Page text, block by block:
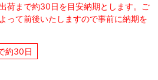
荷まで約30日を目安納期とします。ご
って前後いたしますので事前に納期を
約30日